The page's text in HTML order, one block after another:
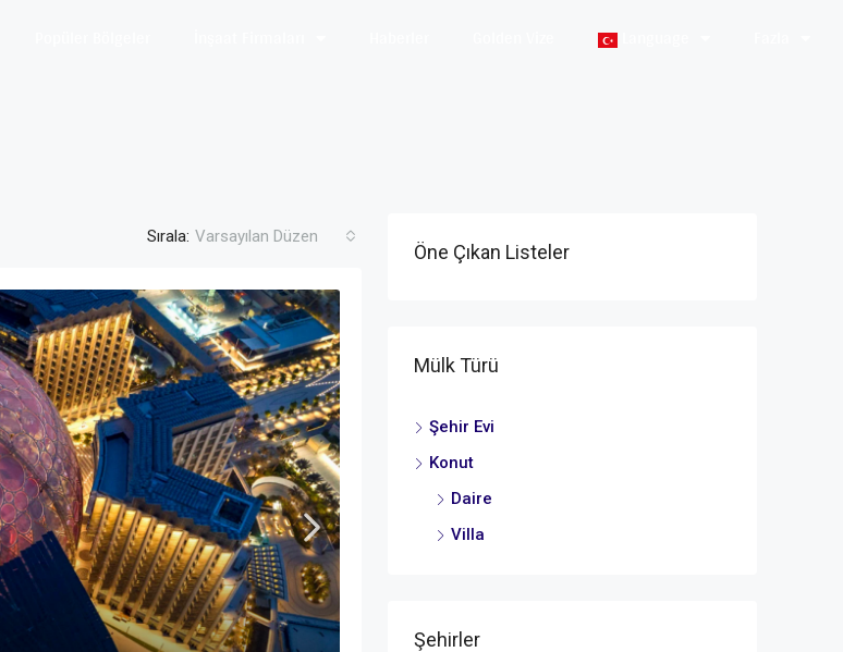
Sırala: Varsayılan Düzen
Öne Çıkan Listeler
Mülk Türü
Şehir Evi
Konut
Daire
Villa
Şehirler